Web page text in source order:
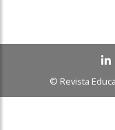
© Revista